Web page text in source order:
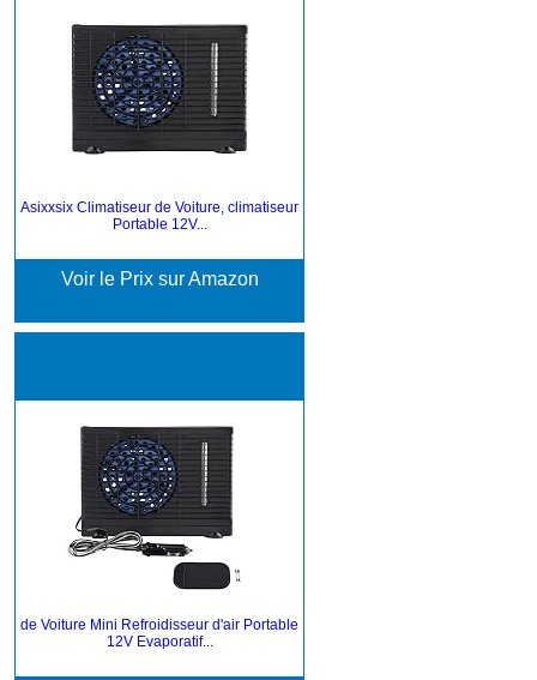
Asixxsix Climatiseur de Voiture, climatiseur
Portable 12V...
Voir le Prix sur Amazon
de Voiture Mini Refroidisseur d'air Portable
12V Evaporatif...